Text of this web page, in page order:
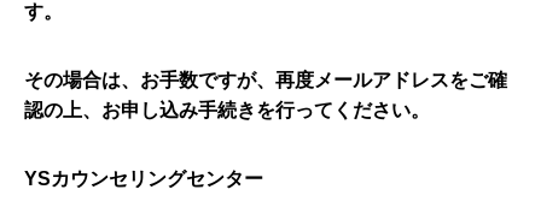
す。
その場合は、お手数ですが、再度メールアドレスをご確
認の上、お申し込み手続きを行ってください。
YSカウンセリングセンター
心のケア必要度テスト